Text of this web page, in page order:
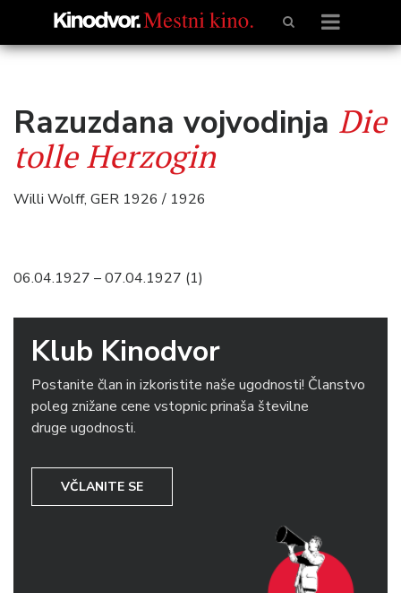
Razuzdana vojvodinja Die
tolle Herzogin
Willi Wolff, GER 1926 / 1926
06.04.1927 – 07.04.1927 (1)
Klub Kinodvor
Postanite član in izkoristite naše ugodnosti! Članstvo
poleg znižane cene vstopnic prinaša številne
druge ugodnosti.
VČLANITE SE